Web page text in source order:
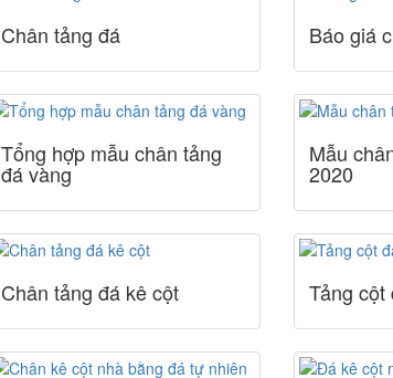
Chân tảng đá Báo giá
Tổng hợp mẫu chân tảng
đá vàng
Mẫu
2020
Chân tảng đá kê cột Tảng cột